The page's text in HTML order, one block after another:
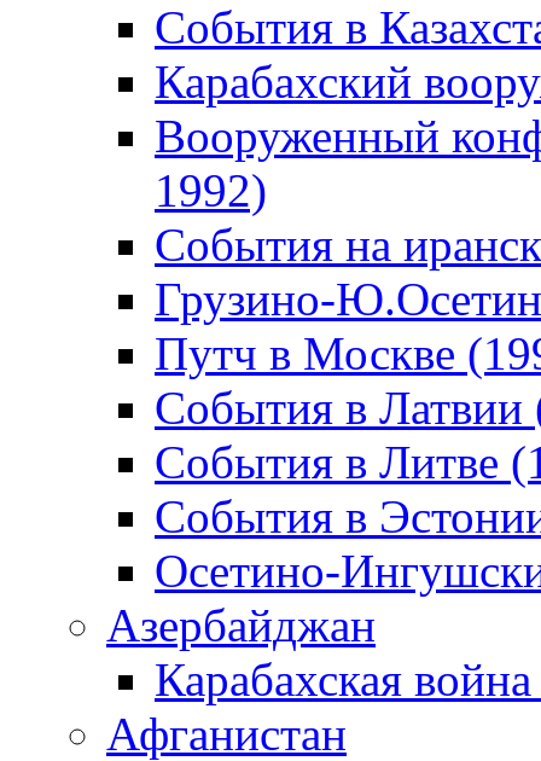
События в
Карабахский
Вооруженный
1992)
События на
Грузино-
Путч в Москве
События в Латвии
События в Литве
События в
Осетино-
Азербайджан
Карабахская
Афганистан